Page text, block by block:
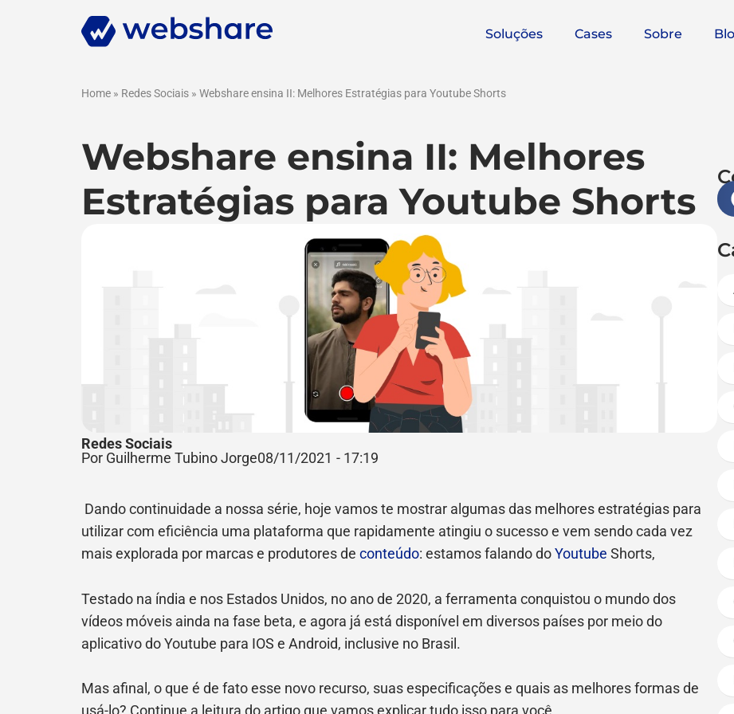
Soluções Cases Sobre
Home » Redes Sociais » Webshare ensina II: Melhores Estratégias para Youtube Shorts
Webshare ensina II: Melhores
Estratégias para Youtube Shorts
Redes Sociais
Por Guilherme Tubino Jorge08/11/2021 - 17:19
Dando continuidade a nossa série, hoje vamos te mostrar algumas das melhores estratégias para
utilizar com eficiência uma plataforma que rapidamente atingiu o sucesso e vem sendo cada vez
mais explorada por marcas e produtores de conteúdo: estamos falando doYoutube Shorts,
Testado na índia e nos Estados Unidos, no ano de 2020, a ferramenta conquistou o mundo dos
vídeos móveis ainda na fase beta, e agora já está disponível em diversos países por meio do
aplicativo do Youtube para IOS e Android, inclusive no Brasil.
Mas afinal, o que é de fato esse novo recurso, suas especificações e quais as melhores formas de